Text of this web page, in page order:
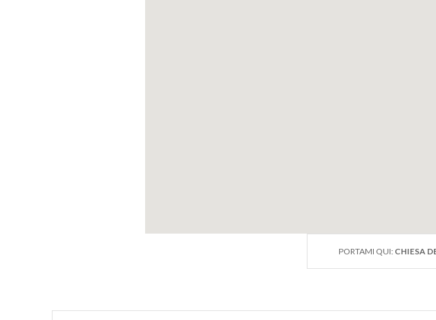
PORTAMI QUI: CHIESA